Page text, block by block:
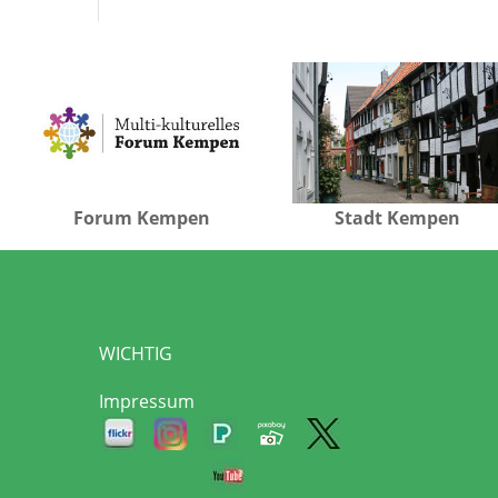
Forum Kempen Stadt Kempen
WICHTIG
Impressum